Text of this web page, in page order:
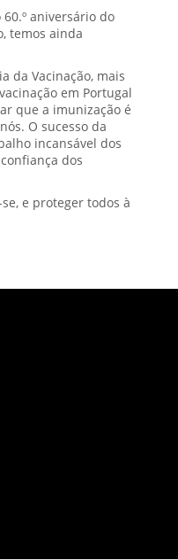
aniversário do
temos ainda
da Vacinação, mais
em Portugal
que a imunização é
O sucesso da
incansável dos
dos
e proteger todos à